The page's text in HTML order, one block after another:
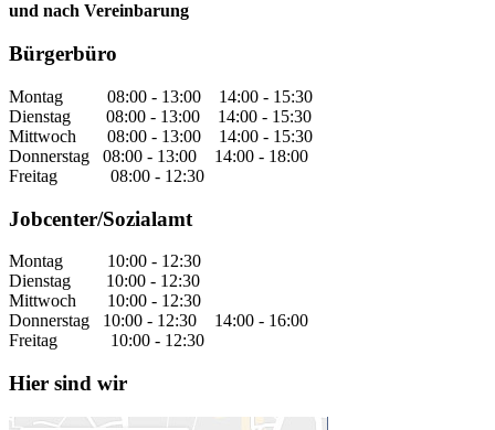
und nach Vereinbarung
Bürgerbüro
Montag 08:00 - 13:00 14:00 - 15:30
Dienstag 08:00 - 13:00 14:00 - 15:30
Mittwoch 08:00 - 13:00 14:00 - 15:30
Donnerstag 08:00 - 13:00 14:00 - 18:00
Freitag 08:00 - 12:30
Jobcenter/Sozialamt
Montag 10:00 - 12:30
Dienstag 10:00 - 12:30
Mittwoch 10:00 - 12:30
Donnerstag 10:00 - 12:30 14:00 - 16:00
Freitag 10:00 - 12:30
Hier sind wir